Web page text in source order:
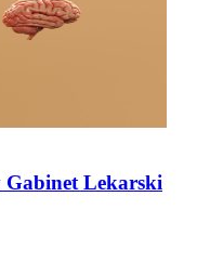
Gabinet Lekarski